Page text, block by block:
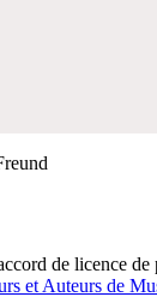
de licence de
et Auteurs de